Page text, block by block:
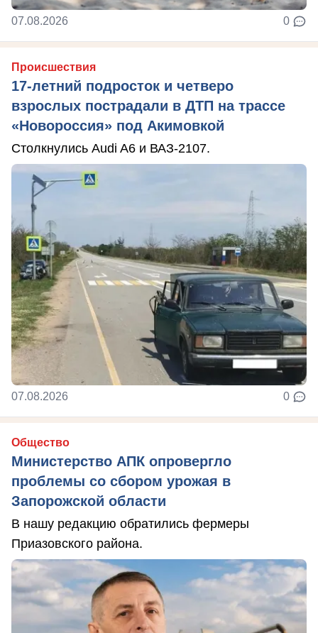
07.08.2026 0
Происшествия
17-летний подросток и четверо
взрослых пострадали в ДТП на трассе
«Новороссия» под Акимовкой
Столкнулись Audi A6 и ВАЗ-2107.
07.08.2026 0
Общество
Министерство АПК опровергло
проблемы со сбором урожая в
Запорожской области
В нашу редакцию обратились фермеры
Приазовского района.